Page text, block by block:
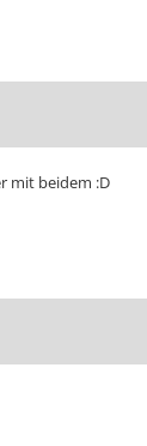
mit beidem :D